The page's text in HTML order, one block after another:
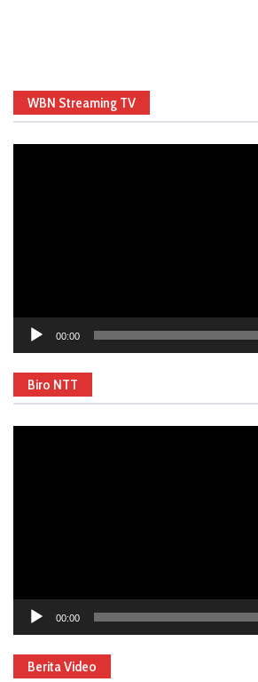
WBN Streaming TV
00:00
Biro NTT
00:00
Berita Video